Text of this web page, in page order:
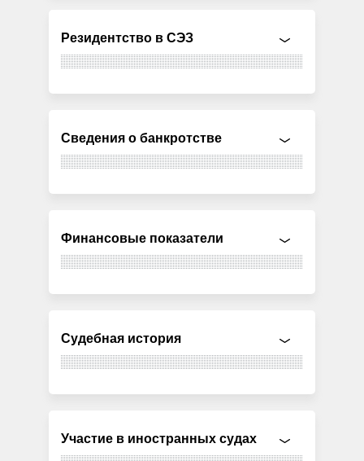
Резидентство в СЭЗ
Сведения о банкротстве
Финансовые показатели
Судебная история
Участие в иностранных судах